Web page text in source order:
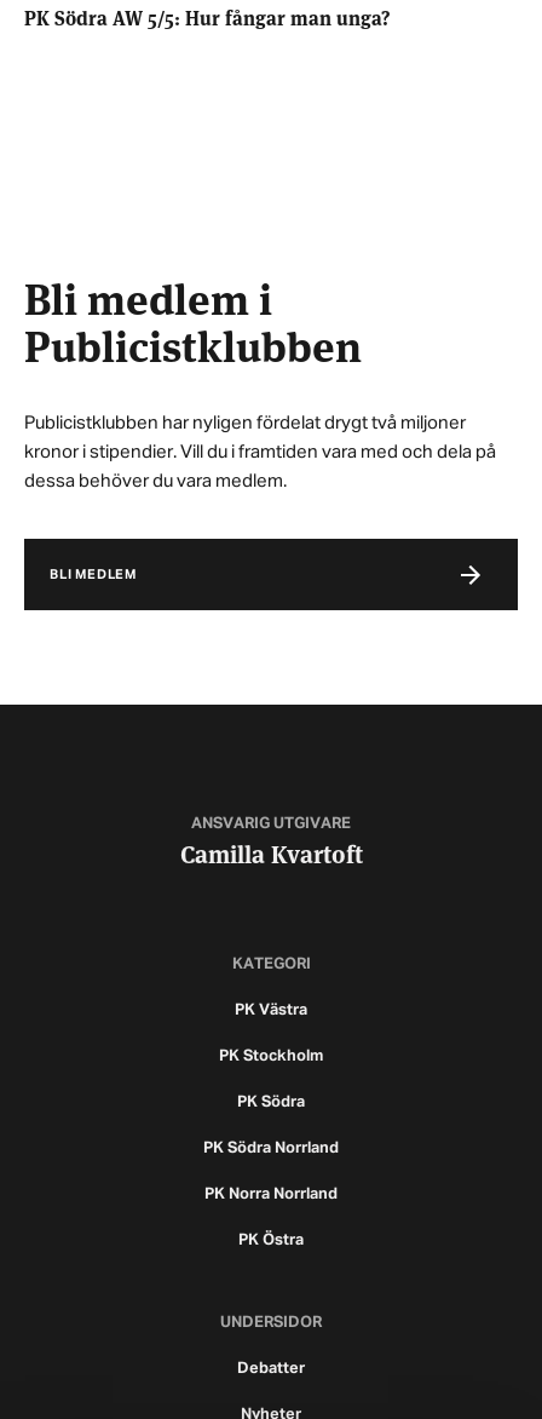
PK Södra AW 5/5: Hur fångar man unga?
Bli medlem i
Publicistklubben
Publicistklubben har nyligen fördelat drygt två miljoner
kronor i stipendier. Vill du i framtiden vara med och dela på
dessa behöver du vara medlem.
BLI MEDLEM
ANSVARIG UTGIVARE
Camilla Kvartoft
KATEGORI
PK Västra
PK Stockholm
PK Södra
PK Södra Norrland
PK Norra Norrland
PK Östra
UNDERSIDOR
Debatter
Nyheter